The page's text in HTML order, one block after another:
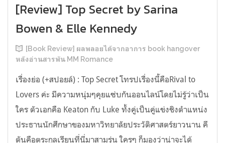
[Review] Top Secret by Sarina
Bowen & Elle Kennedy
[Book Review] ผลพลอยได้จากอาการ book hangover
หลังอ่านสารพัน MM Romance
เรื่องย่อ (+สปอยล์) : Top Secret โทรปเรื่องนี้คือRival to
Lovers ค่ะ มีความหนุ่มๆคุยแซ่บกันออนไลน์โดยไม่รู้ว่าเป็น
ใคร ตัวเอกคือ Keaton กับ Luke ทั้งคู่เป็นคู่แข่งชิงตำแหน่ง
ประธานนักศึกษาของมหาวิทยาลัยประวัติศาสตร์ยาวนาน คี
ตันคือตระกูลเรียนที่นี่มาสามรุ่น ใครๆ ก็มองว่าน่าจะได้